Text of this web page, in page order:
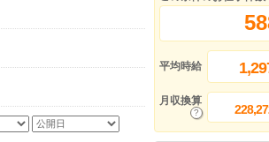
平均時給
月収換算